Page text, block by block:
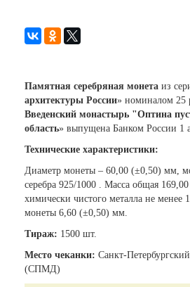
Памятная серебряная монета из
архитектуры России» номиналом 25
Введенский монастырь "Оптина
область» выпущена Банком России 1
Технические характеристики:
Диаметр монеты – 60,00 (±0,50) мм,
серебра 925/1000 . Масса общая
химически чистого металла не менее
монеты 6,60 (±0,50) мм.
Тираж: 1500 шт.
Место чеканки: Санкт-
(СПМД)